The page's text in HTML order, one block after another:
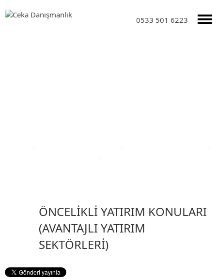
0533 501 6223
ÖNCELİKLİ YATIRIM KONULARI
(AVANTAJLI YATIRIM
SEKTÖRLERİ)